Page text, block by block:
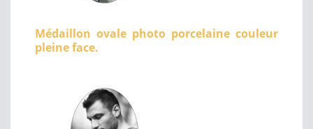
Médaillon ovale photo porcelaine couleur
pleine face.